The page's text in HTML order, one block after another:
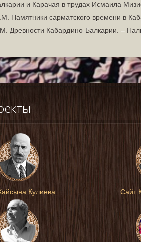
и Карачая в трудах Исмаила
Памятники сарматского времени в
Древности Кабардино-Балкарии. –
Кулиева Сайт